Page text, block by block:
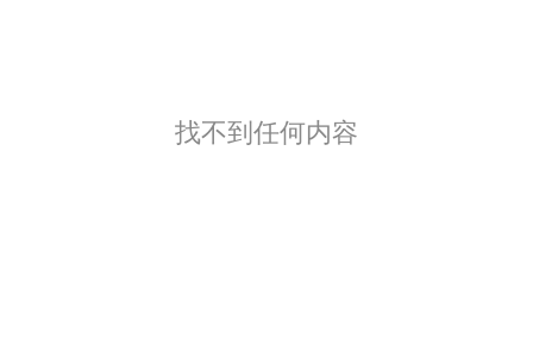
找不到任何内容